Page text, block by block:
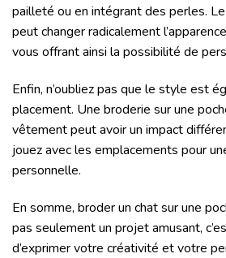
pailleté ou en intégrant des perles.
peut changer radicalement
vous offrant ainsi la possibilité de
Enfin, n’oubliez pas que le style est
placement. Une broderie sur une
vêtement peut avoir un impact
jouez avec les emplacements pour
personnelle.
En somme, broder un chat sur une
pas seulement un projet amusant,
d’exprimer votre créativité et votre